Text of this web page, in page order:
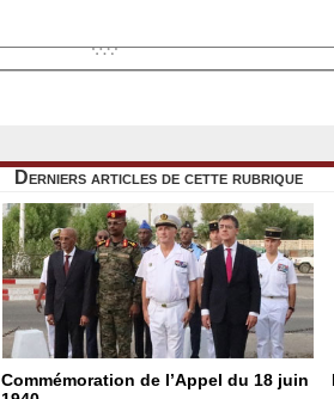
Derniers articles de cette rubrique
Commémoration de l’Appel du 18 juin